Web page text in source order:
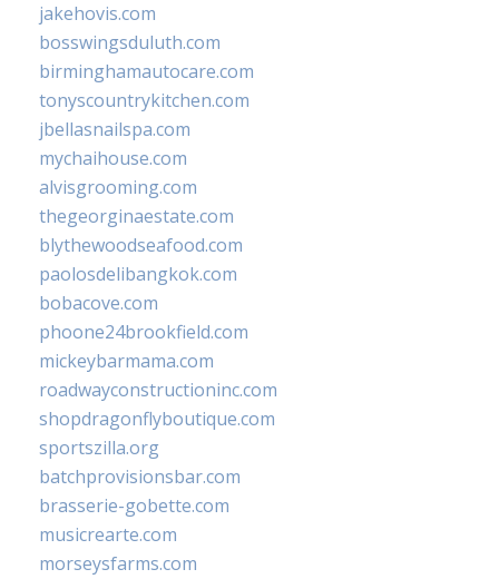
jakehovis.com
bosswingsduluth.com
birminghamautocare.com
tonyscountrykitchen.com
jbellasnailspa.com
mychaihouse.com
alvisgrooming.com
thegeorginaestate.com
blythewoodseafood.com
paolosdelibangkok.com
bobacove.com
phoone24brookfield.com
mickeybarmama.com
roadwayconstructioninc.com
shopdragonflyboutique.com
sportszilla.org
batchprovisionsbar.com
brasserie-gobette.com
musicrearte.com
morseysfarms.com